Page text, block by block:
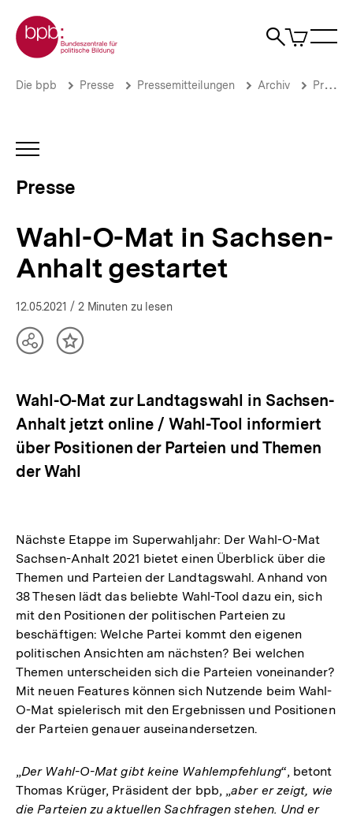
zum
Seiteninhalt
springen
Zur Startseite der bpb
Suche
Artikel
im
Wahl-
Sachsen-
Anhalt
bpb.de
Brotkrümelnavigation
Pfadnavigation
Die bpb Presse Pressemitteilungen Archiv Pressemitteilungen 2021
INHALTSNAVIGATION
Presse
Wahl-O-Mat in Sachsen-
Anhalt gestartet
12.05.2021 / 2 Minuten zu lesen
TeilenInhalt
Wahl-O-Mat zur Landtagswahl in Sachsen-
Anhalt jetzt online / Wahl-Tool informiert
über Positionen der Parteien und Themen
der Wahl
Nächste Etappe im Superwahljahr: Der Wahl-O-Mat
Sachsen-Anhalt 2021 bietet einen Überblick über die
Themen und Parteien der Landtagswahl. Anhand von
38 Thesen lädt das beliebte Wahl-Tool dazu ein, sich
mit den Positionen der politischen Parteien zu
beschäftigen: Welche Partei kommt den eigenen
politischen Ansichten am nächsten? Bei welchen
Themen unterscheiden sich die Parteien voneinander?
Mit neuen Features können sich Nutzende beim Wahl-
O-Mat spielerisch mit den Ergebnissen und Positionen
der Parteien genauer auseinandersetzen.
„Der Wahl-O-Mat gibt keine Wahlempfehlung“, betont
Thomas Krüger, Präsident der bpb, „aber er zeigt, wie
die Parteien zu aktuellen Sachfragen stehen. Und er